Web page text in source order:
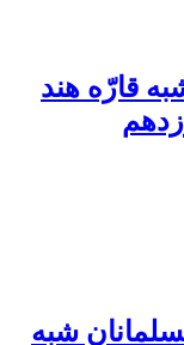
قارّه هند
شبه